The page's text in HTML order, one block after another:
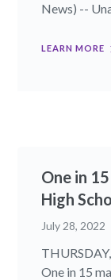
News) --
LEARN MORE
One in
High
July 28, 2022
One in 15